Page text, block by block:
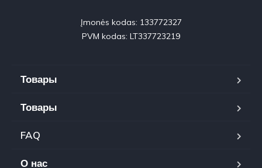
Įmonės kodas: 133772327
PVM kodas: LT337723219
Товары
Товары
FAQ
О нас